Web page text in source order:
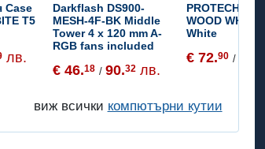
Case
T5
лв.
Darkflash DS900-
MESH-4F-BK Middle
Tower 4 x 120 mm A-
RGB fans included
€ 46.18 /90.32 лв.
PROTECH
WOOD WH
White
€ 72.90 /
виж всички компютърни кутии